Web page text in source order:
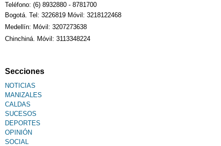
Sudoku
Teléfono: (6) 8932880 - 8781700
Bogotá. Tel: 3226819 Móvil: 3218122468
Medellín: Móvil: 3207273638
Chinchiná. Móvil: 3113348224
Secciones
NOTICIAS
MANIZALES
CALDAS
SUCESOS
DEPORTES
OPINIÓN
SOCIAL